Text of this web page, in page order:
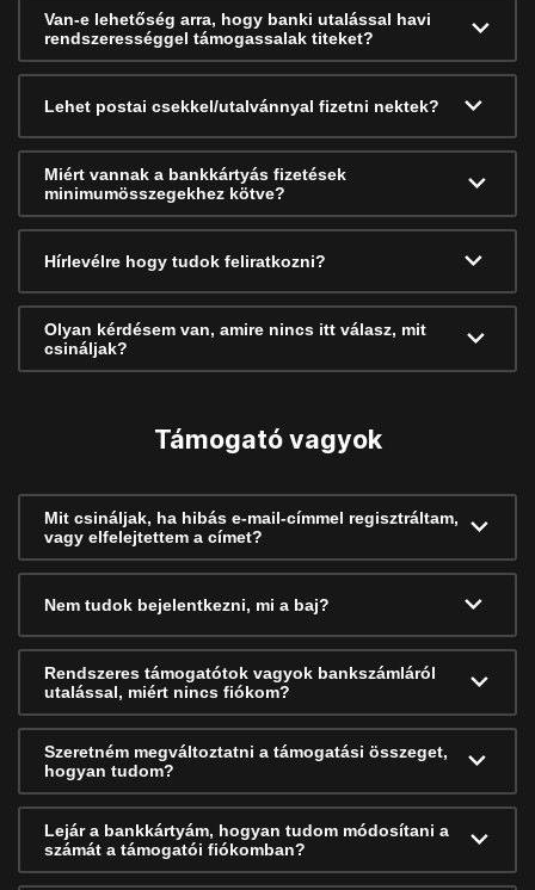
Van-e lehetőség arra, hogy banki utalással havi
rendszerességgel támogassalak titeket?
Lehet postai csekkel/utalvánnyal fizetni nektek?
Miért vannak a bankkártyás fizetések
minimumösszegekhez kötve?
Hírlevélre hogy tudok feliratkozni?
Olyan kérdésem van, amire nincs itt válasz, mit
csináljak?
Támogató vagyok
Mit csináljak, ha hibás e-mail-címmel regisztráltam,
vagy elfelejtettem a címet?
Nem tudok bejelentkezni, mi a baj?
Rendszeres támogatótok vagyok bankszámláról
utalással, miért nincs fiókom?
Szeretném megváltoztatni a támogatási összeget,
hogyan tudom?
Lejár a bankkártyám, hogyan tudom módosítani a
számát a támogatói fiókomban?